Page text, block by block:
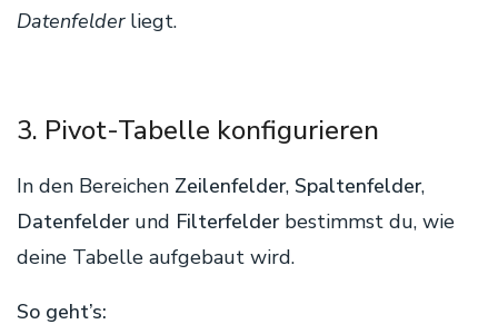
Datenfelderliegt.
3. Pivot-Tabelle konfigurieren
In den Bereichen Zeilenfelder, Spaltenfelder,
Datenfelderund Filterfelderbestimmst du, wie
deine Tabelle aufgebaut wird.
So geht’s: